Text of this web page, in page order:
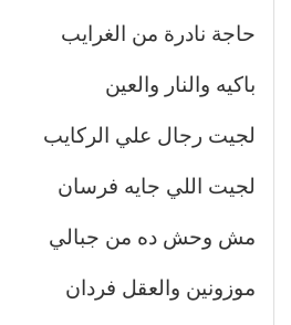
حاجة نادرة من الغرايب
باكيه والنار والعين
لجيت رجال علي الركايب
لجيت اللي جايه فرسان
مش وحش ده من جبالي
موزونين والعقل فردان